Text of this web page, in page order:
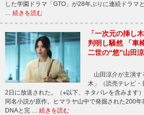
した学園ドラマ「GTO」が28年ぶりに連続ドラマ
… 続きを読む
「一次元の挿し
判明し騒然 「車
二世の“悠”山田
山田涼介が主演す
木」（読売テレビ・
2日に放送された。（※以下、ネタバレを含みま
同名小説が原作。ヒマラヤ山中で発掘された200
DNAと完 … 続きを読む